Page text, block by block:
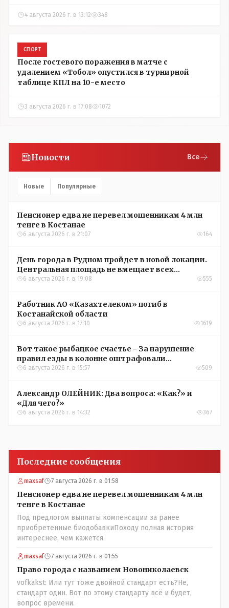
4 августа 2026 г. в 13:12 348
СПОРТ
После гостевого поражения в матче с
удалением «Тобол» опустился в турнирной
таблице КПЛ на 10-е место
3 августа 2026 г. в 17:08 1072
Новости Все
Новые Популярные
Пенсионер едва не перевел мошенникам 4 млн
тенге в Костанае
6 августа 2026 г. в 21:07 164
День города в Рудном пройдет в новой локации.
Центральная площадь не вмещает всех
желающих
6 августа 2026 г. в 19:08 555
Работник АО «Казахтелеком» погиб в
Костанайской области
6 августа 2026 г. в 17:10 1619
Вот такое рыбацкое счастье - За нарушение
правил езды в колонне оштрафовали
участников соревнований в Аркалыке
6 августа 2026 г. в 15:57 509
Александр ОЛЕЙНИК: Два вопроса: «Как?» и
«Для чего?»
6 августа 2026 г. в 14:32 367
Последние сообщения
maxsaf 7 августа 2026 г. в 01:58
Пенсионер едва не перевел мошенникам 4 млн
тенге в Костанае
Под предлогом выплаты компенсации за ранее
приобретенные биодобавкиПоходу полная история
интереснее, чем кажется.
maxsaf 7 августа 2026 г. в 01:55
Право города с названием Новониколаевск
vofkakst: Или тут тоже двойной стандарт есть?Не,
стандарт один. Вот по этому стандарту всё и будет,
вопрос времени.